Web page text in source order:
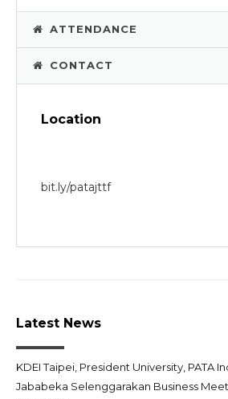
ATTENDANCE
CONTACT
Location
bit.ly/patajttf
Latest News
KDEI Taipei, President University, PATA
Jababeka Selenggarakan Business